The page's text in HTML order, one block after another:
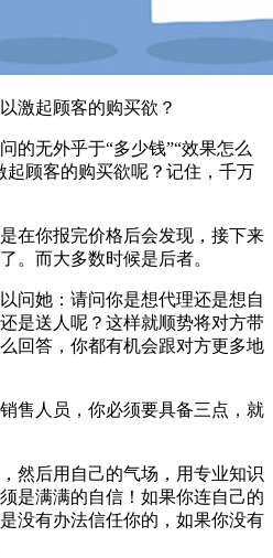
激起顾客的购买欲？
的无外乎于“多少钱”“效果怎么
起顾客的购买欲呢？记住，千万
在你报完价格后会发现，接下来
。而大多数时候是后者。
问她：请问你是想代理还是想自
是送人呢？这样就顺势将对方带
回答，你都有机会跟对方更多地
售人员，你必须要具备三点，就
然后用自己的气场，用专业知识
是满满的自信！如果你连自己的
没有办法信任你的，如果你没有